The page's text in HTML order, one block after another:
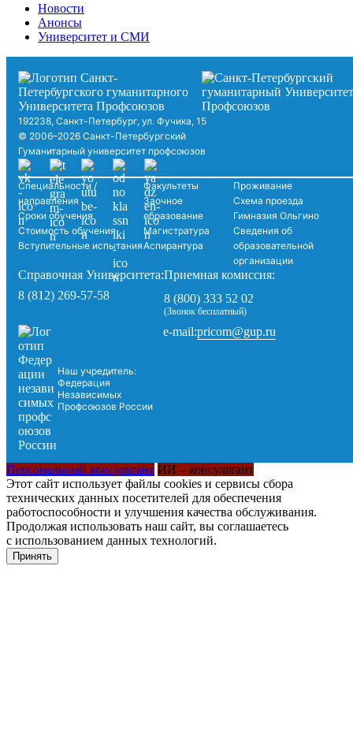
Новости
Анонсы
Университет и СМИ
192238, Санкт-Петербург, ул. Фучика, 15
© 2006–2026 Санкт-Петербургский
Гуманитарный университет профсоюзов
Специальности /
направления
Сроки обучения
Стоимость обучения
Вступительные испытания
Факультеты
Заочное
образование
Магистратура
Аспирантура
Проживание
Схема проезда
Гимназия Ольгино
Сведения об
образовательной
организации
Справочная Университета:
8 (812) 269-57-58
Приемная комиссия:
8 (800) 333 52 02
(Звонок бесплатный)
Наш учредитель:
Федерация
Независимых
Профсоюзов России
e-mail:pricom@gup.ru
Персональный консультант ИИ – консультант
Этот сайт использует файлы cookies и сервисы сбора
технических данных посетителей для обеспечения
работоспособности и улучшения качества обслуживания.
Продолжая использовать наш сайт, вы соглашаетесь
с использованием данных технологий.
Принять